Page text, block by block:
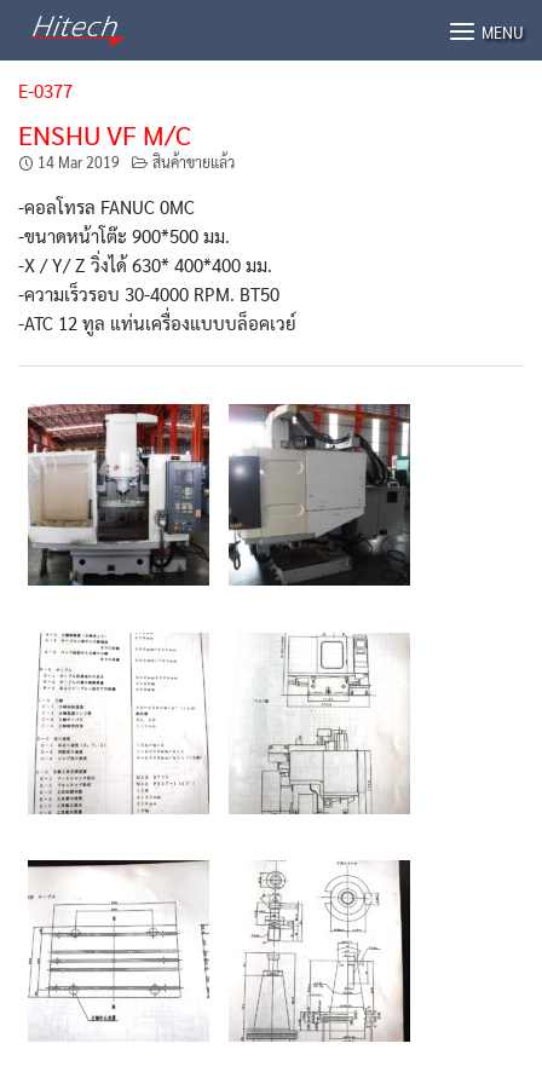
MENU
E-0377
ENSHU VF M/C
14 Mar 2019 สินค้าขายแล้ว
-คอลโทรล FANUC 0MC
-ขนาดหน้าโต๊ะ 900*500 มม.
-X / Y/ Z วิ่งได้ 630* 400*400 มม.
-ความเร็วรอบ 30-4000 RPM. BT50
-ATC 12 ทูล แท่นเครื่องแบบบล็อคเวย์